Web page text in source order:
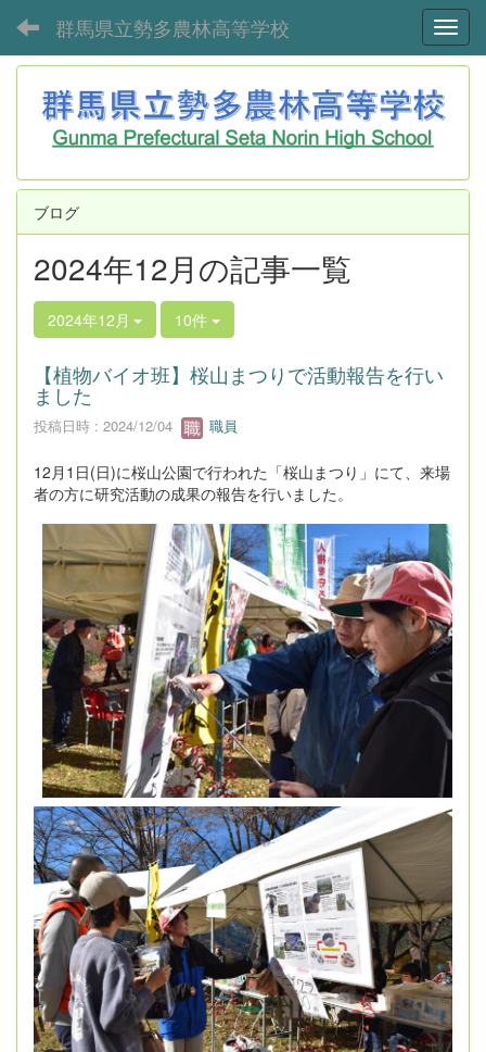
群馬県立勢多農林高等学校
ブログ
2024年12月の記事一覧
2024年12月 10件
【植物バイオ班】桜山まつりで活動報告を行い
ました
投稿日時 : 2024/12/04 職員
12月1日(日)に桜山公園で行われた「桜山まつり」にて、来場
者の方に研究活動の成果の報告を行いました。